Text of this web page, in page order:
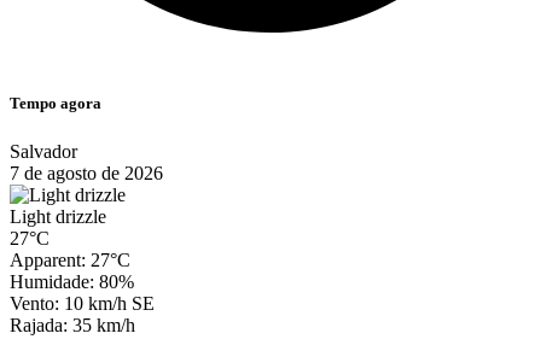
Tempo agora
Salvador
7 de agosto de 2026
Light drizzle
27°C
Apparent: 27°C
Humidade: 80%
Vento: 10 km/h SE
Rajada: 35 km/h